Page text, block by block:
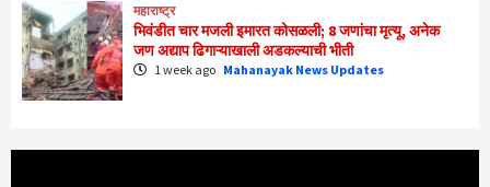
महाराष्ट्र
भिवंडीत चार मजली इमारत कोसळली; 8 जणांचा मृत्यू, अनेक
जण अद्याप ढिगाऱ्याखाली अडकल्याची भीती
1 week ago Mahanayak News Updates